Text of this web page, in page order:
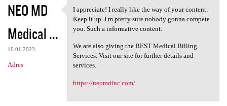
NEO MD
Medical ...
10.01.2023
Adres
I appreciate! I really like
I appreciate! I really like the way of your content.
Keep it up. I m pretty sure nobody gonna compete
you. Such a informative content.
We are also giving the BEST Medical Billing
Services. Visit our site for further details and
services.
https://neomdinc.com/